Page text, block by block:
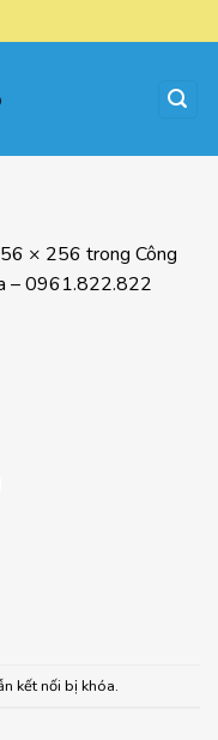
× 256 trong Công
– 0961.822.822
kết nối bị khóa.